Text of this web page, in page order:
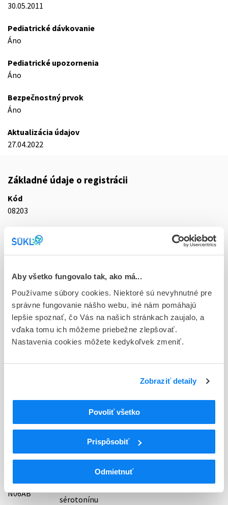
Aby všetko fungovalo tak, ako má...
Používame súbory cookies. Niektoré sú nevyhnutné pre
správne fungovanie nášho webu, iné nám pomáhajú
lepšie spoznať, čo Vás na našich stránkach zaujalo, a
vďaka tomu ich môžeme priebežne zlepšovať.
Nastavenia cookies môžete kedykoľvek zmeniť.
Zobraziť detaily
Povoliť všetko
Prispôsobiť
Odmietnuť
30.05.2011
Pediatrické dávkovanie
Áno
Pediatrické upozornenia
Áno
Bezpečnostný prvok
Áno
Aktualizácia údajov
27.04.2022
Základné údaje o registrácii
Kód
08203
Registračné číslo
30/0280/11-S
tbl flm 20x20 mg (blis.PVC/Al)
Stav
D - Registrácia bez obmedzenia platnosti
Typ registračnej procedúry
N
Centrálna nervová sústava
Antidepresíva
N06AB
sérotonínu